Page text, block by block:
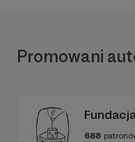
Promowani
688